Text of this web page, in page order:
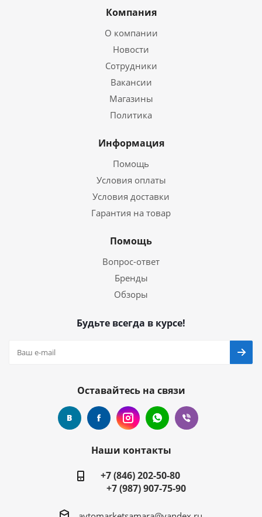
Компания
О компании
Новости
Сотрудники
Вакансии
Магазины
Политика
Информация
Помощь
Условия оплаты
Условия доставки
Гарантия на товар
Помощь
Вопрос-ответ
Бренды
Обзоры
Будьте всегда в курсе!
Оставайтесь на связи
Наши контакты
+7 (846) 202-50-80
+7 (987) 907-75-90